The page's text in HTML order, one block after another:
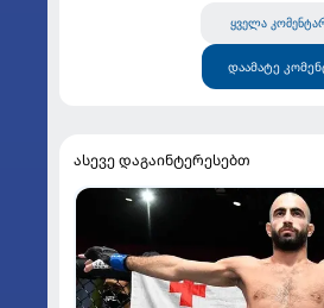
ყველა
დაამატე
ასევე დაგაინტერესებთ